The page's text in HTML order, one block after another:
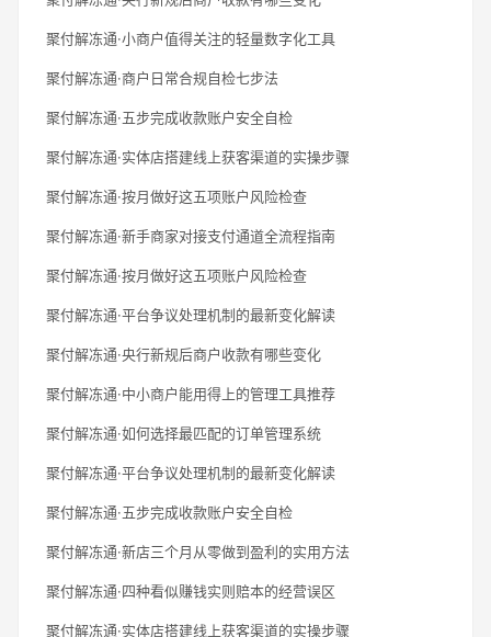
聚付解冻通·小商户值得关注的轻量数字化工具
聚付解冻通·商户日常合规自检七步法
聚付解冻通·五步完成收款账户安全自检
聚付解冻通·实体店搭建线上获客渠道的实操步骤
聚付解冻通·按月做好这五项账户风险检查
聚付解冻通·新手商家对接支付通道全流程指南
聚付解冻通·按月做好这五项账户风险检查
聚付解冻通·平台争议处理机制的最新变化解读
聚付解冻通·央行新规后商户收款有哪些变化
聚付解冻通·中小商户能用得上的管理工具推荐
聚付解冻通·如何选择最匹配的订单管理系统
聚付解冻通·平台争议处理机制的最新变化解读
聚付解冻通·五步完成收款账户安全自检
聚付解冻通·新店三个月从零做到盈利的实用方法
聚付解冻通·四种看似赚钱实则赔本的经营误区
聚付解冻通·实体店搭建线上获客渠道的实操步骤